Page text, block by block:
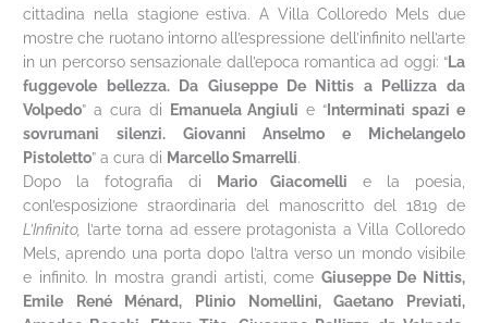
cittadina nella stagione estiva. A Villa Colloredo Mels due
mostre che ruotano intorno all’espressione dell’infinito nell’arte
in un percorso sensazionale dall’epoca romantica ad oggi: “La
fuggevole bellezza. Da Giuseppe De Nittis a Pellizza da
Volpedo” a cura di Emanuela Angiuli e “Interminati spazi e
sovrumani silenzi. Giovanni Anselmo e Michelangelo
Pistoletto” a cura di Marcello Smarrelli.
Dopo la fotografia di Mario Giacomelli e la poesia,
conl’esposizione straordinaria del manoscritto del 1819 de
L’Infinito, l’arte torna ad essere protagonista a Villa Colloredo
Mels, aprendo una porta dopo l’altra verso un mondo visibile
e infinito. In mostra grandi artisti, come Giuseppe De Nittis,
Emile René Ménard, Plinio Nomellini, Gaetano Previati,